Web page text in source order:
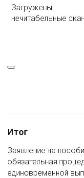
Загружены
нечитабельные
Итог
Заявление на
обязательная
единовременной